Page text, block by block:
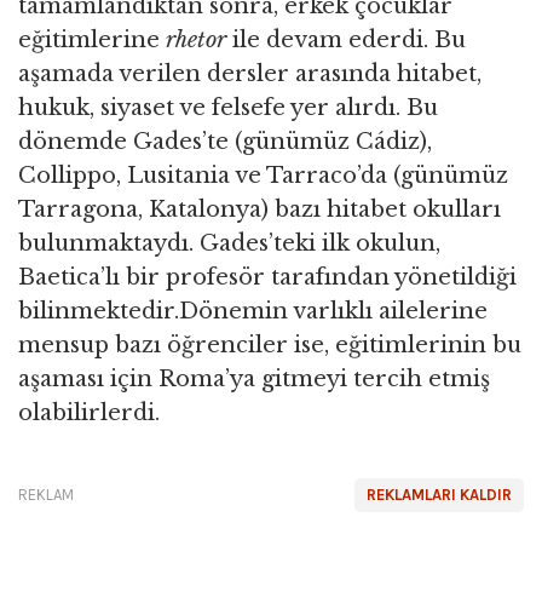
tamamlandıktan sonra, erkek çocuklar
eğitimlerine rhetorile devam ederdi. Bu
aşamada verilen dersler arasında hitabet,
hukuk, siyaset ve felsefe yer alırdı. Bu
dönemde Gades’te (günümüz Cádiz),
Collippo, Lusitania ve Tarraco’da (günümüz
Tarragona, Katalonya) bazı hitabet okulları
bulunmaktaydı. Gades’teki ilk okulun,
Baetica’lı bir profesör tarafından yönetildiği
bilinmektedir.Dönemin varlıklı ailelerine
mensup bazı öğrenciler ise, eğitimlerinin bu
aşaması için Roma’ya gitmeyi tercih etmiş
olabilirlerdi.
REKLAMLARI KALDIR
REKLAM